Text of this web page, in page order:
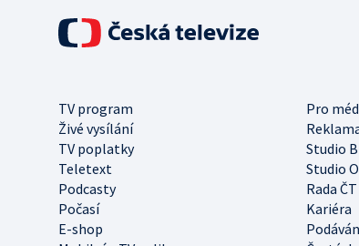
TV program
Pro
Živé vysílání
TV poplatky
Studio
Teletext
Studio
Podcasty
Rada ČT
Počasí
Kariéra
E-shop